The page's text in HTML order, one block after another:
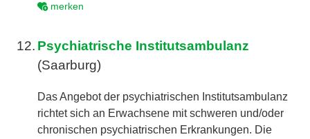
merken
12. Psychiatrische Institutsambulanz
(Saarburg)
Das Angebot der psychiatrischen Institutsambulanz
richtet sich an Erwachsene mit schweren und/oder
chronischen psychiatrischen Erkrankungen. Die